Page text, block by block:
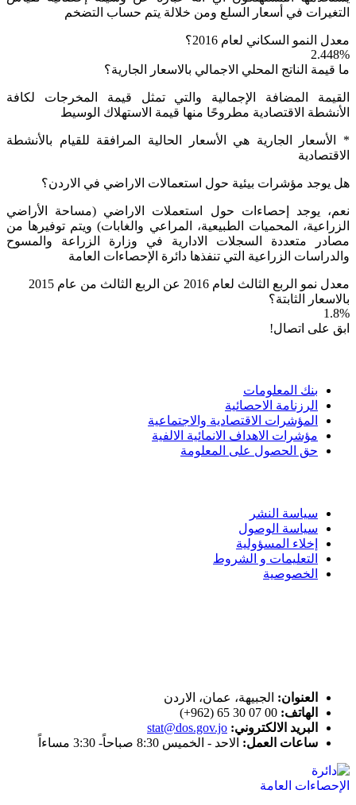
التغيرات في أسعار السلع ومن خلالة يتم حساب التضخم
معدل النمو السكاني لعام 2016؟
2.448%
ما قيمة الناتج المحلي الاجمالي بالاسعار الجارية؟
القيمة المضافة الإجمالية والتي تمثل قيمة المخرجات لكافة
الأنشطة الاقتصادية مطروحًا منها قيمة الاستهلاك الوسيط
* الأسعار الجارية هي الأسعار الحالية المرافقة للقيام بالأنشطة
الاقتصادية
هل يوجد مؤشرات بيئية حول استعمالات الاراضي في الاردن؟
نعم، يوجد إحصاءات حول استعملات الاراضي (مساحة الأراضي
الزراعية، المحميات الطبيعية، المراعي والغابات) ويتم توفيرها من
مصادر متعددة السجلات الادارية في وزارة الزراعة والمسوح
والدراسات الزراعية التي تنفذها دائرة الإحصاءات العامة
معدل نمو الربع الثالث لعام 2016 عن الربع الثالث من عام 2015
بالاسعار الثابتة؟
1.8%
ابق على اتصال!
بنك المعلومات
الرزنامة الاحصائية
المؤشرات الاقتصادية والاجتماعية
مؤشرات الاهداف الانمائية الالفية
حق الحصول على المعلومة
سياسة النشر
سياسة الوصول
إخلاء المسؤولية
التعليمات و الشروط
الخصوصية
العنوان: الجبيهة، عمان، الاردن
الهاتف: 00 07 30 65 (962+)
البريد الالكتروني: stat@dos.gov.jo
ساعات العمل: الاحد - الخميس 8:30 صباحاً- 3:30 مساءاً